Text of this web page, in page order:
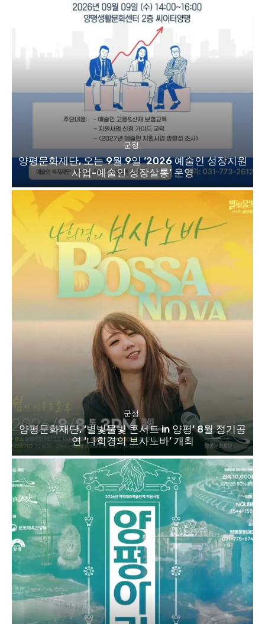
군정
양평문화재단, 오는 9월 9일 ‘2026 예술인 성장지원
사업-예술인 성장살롱’ 운영
군정
양평문화재단, ‘별빛물빛 콘서트 in 양평’ 8월 정기공
연 ‘나희경의 보사노바’ 개최